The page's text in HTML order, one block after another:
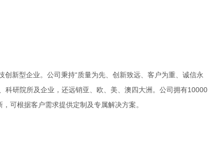
新型企业。公司秉持“质量为先、创新致远、客户为重、诚信永
研院所及企业，还远销亚、欧、美、澳四大洲。公司拥有10000
可根据客户需求提供定制及专属解决方案。